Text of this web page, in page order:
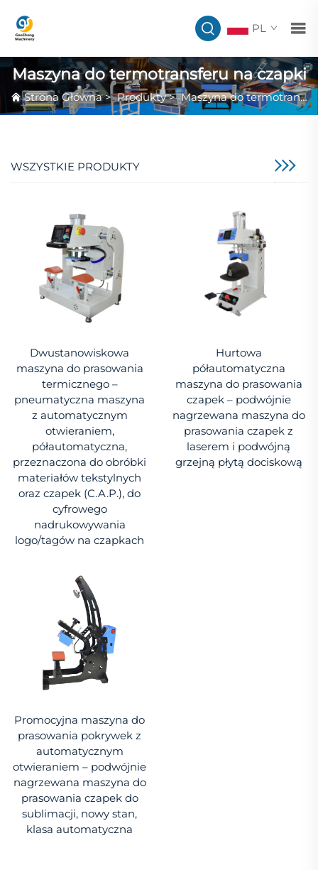
PL
Maszyna do termotransferu na czapki
Strona Główna>Produkty>Maszyna do termotransferu na czapki
WSZYSTKIE PRODUKTY
Dwustanowiskowa
maszyna do prasowania
termicznego –
pneumatyczna maszyna
z automatycznym
otwieraniem,
półautomatyczna,
przeznaczona do obróbki
materiałów tekstylnych
oraz czapek (C.A.P.), do
cyfrowego
nadrukowywania
logo/tagów na czapkach
Hurtowa
półautomatyczna
maszyna do prasowania
czapek – podwójnie
nagrzewana maszyna do
prasowania czapek z
laserem i podwójną
grzejną płytą dociskową
Promocyjna maszyna do
prasowania pokrywek z
automatycznym
otwieraniem – podwójnie
nagrzewana maszyna do
prasowania czapek do
sublimacji, nowy stan,
klasa automatyczna